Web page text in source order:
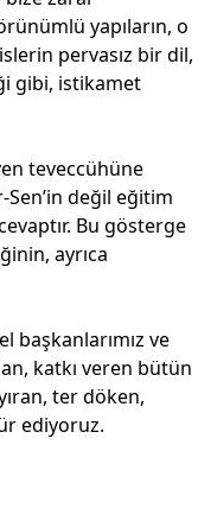
yapıların, o
pervasız bir dil,
gibi, istikamet
teveccühüne
değil eğitim
Bu gösterge
ayrıca
başkanlarımız ve
katkı veren bütün
ter döken,
ediyoruz.